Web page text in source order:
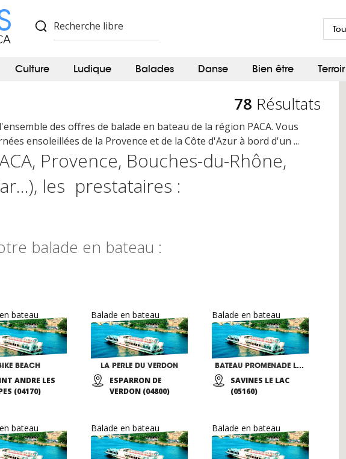
Culture Ludique Balades Danse Bien être Terroir
78 Résultats
des offres de balade en bateau de la région PACA. Vous
ensoleillées de la Provence et de la Côte d'Azur à bord d'un ...
Provence, Bouches-du-Rhône,
les prestataires :
balade en bateau :
bateau
BEACH
ANDRE LES
(04170)
Balade en bateau
LA PERLE DU VERDON
ESPARRON DE
VERDON (04800)
Balade en bateau
BATEAU PROMENADE LA CARLINE
SAVINES LE LAC
(05160)
bateau Balade en bateau Balade en bateau